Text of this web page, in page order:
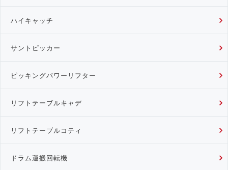
ハイキャッチ
サントピッカー
ピッキングパワーリフター
リフトテーブルキャデ
リフトテーブルコティ
ドラム運搬回転機